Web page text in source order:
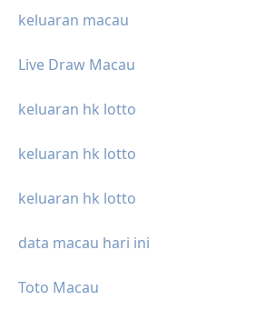
keluaran macau
Live Draw Macau
keluaran hk lotto
keluaran hk lotto
keluaran hk lotto
data macau hari ini
Toto Macau